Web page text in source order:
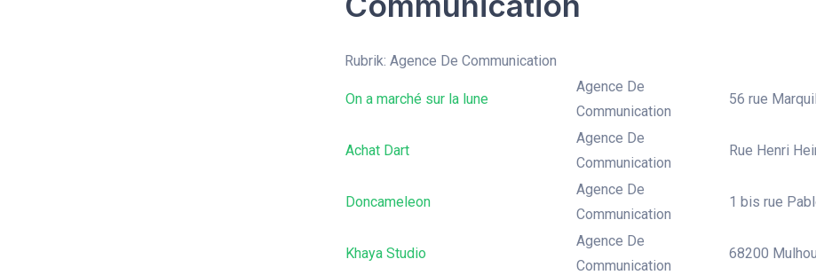
Rubrik: Agence De Communication
On a marché sur la lune
Agence De
Communication
56 rue
Achat Dart
Agence De
Communication
Rue Henri
Doncameleon
Agence De
Communication
1 bis rue
Khaya Studio
Agence De
Communication
68200